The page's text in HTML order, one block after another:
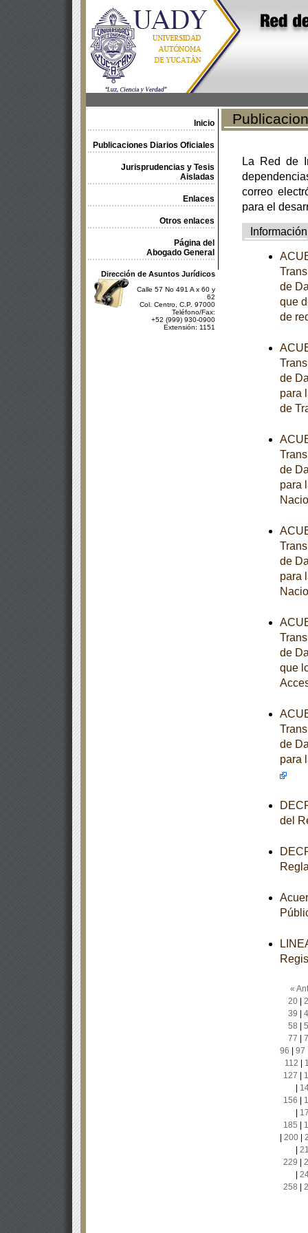
Inicio
Publicaciones Diarios Oficiales
Jurisprudencias y Tesis
Aisladas
Enlaces
Otros enlaces
Página del
Abogado General
Dirección de Asuntos Jurídicos
Calle 57 No 491 A x 60 y
62
Col. Centro, C.P. 97000
Teléfono/Fax:
+52 (999) 930-0900
Extensión: 1151
La Red de
correo
para el
Información
de
que
de
de
para
de
de
para
de
para
de
que
de
para
del
«
20|
39
58
77
96
97
112
127
156
185
200|
229
258